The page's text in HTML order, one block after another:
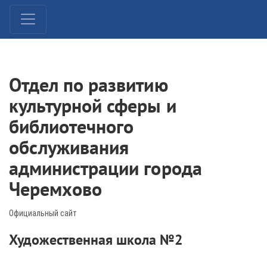
Отдел по развитию
культурной сферы и
библиотечного
обслуживания
администрации города
Черемхово
Официальный сайт
Художественная школа №2